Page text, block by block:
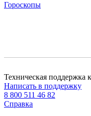
Гороскопы
Техническая поддержка
Написать в поддержку
8 800 511 46 82
Справка